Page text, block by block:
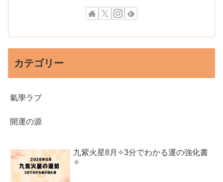
カテゴリー
氣學ラブ
開運の源
九紫火星8月✧3分でわかる運の強化書
✧